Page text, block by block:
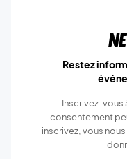
Restez
Inscrivez-vous
consentement
inscrivez, vous